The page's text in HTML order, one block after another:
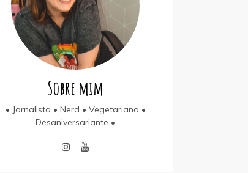
Sobre mim
• Jornalista • Nerd • Vegetariana •
Desaniversariante •